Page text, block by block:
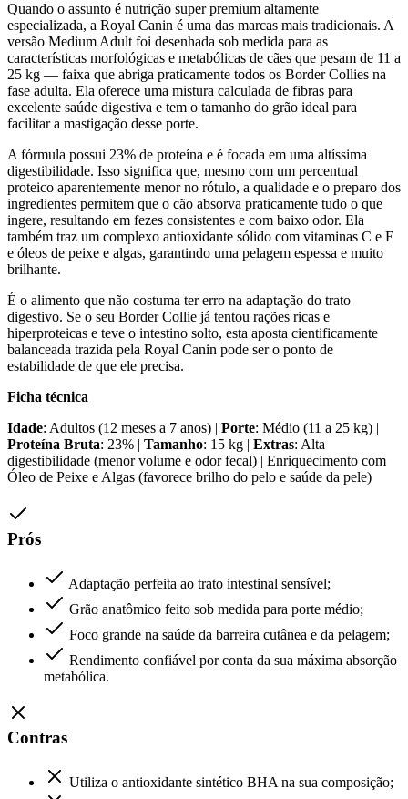
Quando o assunto é nutrição super premium altamente
especializada, a Royal Canin é uma das marcas mais tradicionais. A
versão Medium Adult foi desenhada sob medida para as
características morfológicas e metabólicas de cães que pesam de 11 a
25 kg — faixa que abriga praticamente todos os Border Collies na
fase adulta. Ela oferece uma mistura calculada de fibras para
excelente saúde digestiva e tem o tamanho do grão ideal para
facilitar a mastigação desse porte.
A fórmula possui 23% de proteína e é focada em uma altíssima
digestibilidade. Isso significa que, mesmo com um percentual
proteico aparentemente menor no rótulo, a qualidade e o preparo dos
ingredientes permitem que o cão absorva praticamente tudo o que
ingere, resultando em fezes consistentes e com baixo odor. Ela
também traz um complexo antioxidante sólido com vitaminas C e E
e óleos de peixe e algas, garantindo uma pelagem espessa e muito
brilhante.
É o alimento que não costuma ter erro na adaptação do trato
digestivo. Se o seu Border Collie já tentou rações ricas e
hiperproteicas e teve o intestino solto, esta aposta cientificamente
balanceada trazida pela Royal Canin pode ser o ponto de
estabilidade de que ele precisa.
Ficha técnica
Idade: Adultos (12 meses a 7 anos) | Porte: Médio (11 a 25 kg) |
Proteína Bruta: 23% | Tamanho: 15 kg | Extras: Alta
digestibilidade (menor volume e odor fecal) | Enriquecimento com
Óleo de Peixe e Algas (favorece brilho do pelo e saúde da pele)
Prós
Adaptação perfeita ao trato intestinal sensível;
Grão anatômico feito sob medida para porte médio;
Foco grande na saúde da barreira cutânea e da pelagem;
Rendimento confiável por conta da sua máxima absorção
metabólica.
Contras
Utiliza o antioxidante sintético BHA na sua composição;